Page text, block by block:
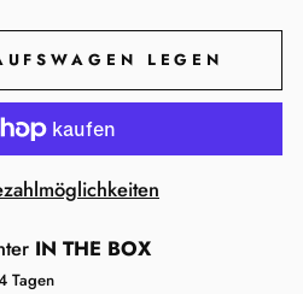
LEGEN
IN THE BOX
Tagen